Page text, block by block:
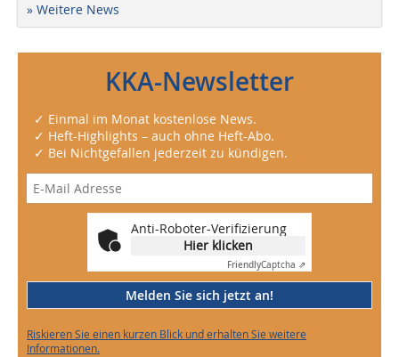
» Weitere News
KKA-Newsletter
✓ Einmal im Monat kostenlose News.
✓ Heft-Highlights – auch ohne Heft-Abo.
✓ Bei Nichtgefallen jederzeit zu kündigen.
Anti-Roboter-Verifizierung
Hier klicken
FriendlyCaptcha ⇗
Melden Sie sich jetzt an!
Riskieren Sie einen kurzen Blick und erhalten Sie weitere
Informationen.